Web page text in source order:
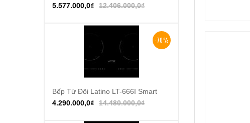
12.406.000,0₫
5.577.000,0₫
-70%
Thêm vào giỏ hàng
Bếp Từ Đôi Latino LT-666I Smart
14.480.000,0₫
4.290.000,0₫